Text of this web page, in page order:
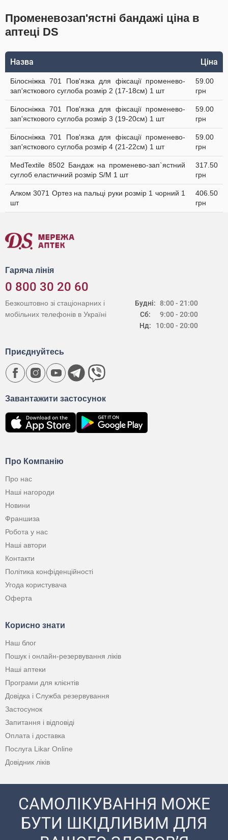
Променевозап'ястні бандажі ціна в
аптеці DS
Назва Ціна
Білосніжка 701 Пов'язка для фіксації променево-
зап'ясткового суглоба розмір 2 (17-18см) 1 шт
59.00
грн
Білосніжка 701 Пов'язка для фіксації променево-
зап'ясткового суглоба розмір 3 (19-20см) 1 шт
59.00
грн
Білосніжка 701 Пов'язка для фіксації променево-
зап'ясткового суглоба розмір 4 (21-22см) 1 шт
59.00
грн
MedTextile 8502 Бандаж на променево-зап`ястний
суглоб еластичний розмір S/M 1 шт
317.50
грн
Алком 3071 Ортез на пальці руки розмір 1 чорний 1
шт
406.50
грн
Гаряча лінія
0 800 30 20 60
Будні:
Сб:
Нд:
8:00 - 21:00
9:00 - 20:00
10:00 - 20:00
Безкоштовно зі стаціонарних і
мобільних телефонів в Україні
Про Компанію
Про нас
Наші нагороди
Новини
Франшиза
Робота у нас
Наші автори
Контакти
Політика конфіденційності
Угода користувача
Оферта
Корисно знати
Наш блог
Пошук і онлайн-резервування ліків
Наші аптеки
Програми для клієнтів
Довідка і Служба резервування
Застосунок
Запитання і відповіді
Оплата і доставка
Послуга Likar Online
Довідник ліків
Завантажити застосунок
Приєднуйтесь
САМОЛІКУВАННЯ МОЖЕ
БУТИ ШКІДЛИВИМ ДЛЯ